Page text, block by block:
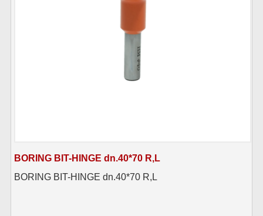
BORING BIT-HINGE dn.40*70 R,L
BORING BIT-HINGE dn.40*70 R,L